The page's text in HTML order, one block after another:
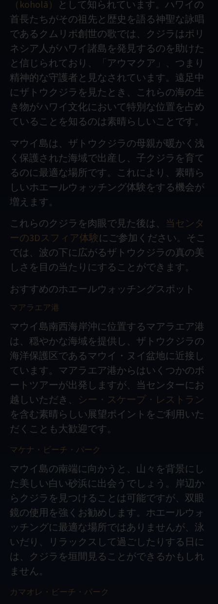
（koholā）
として知られています。ハワイの
首長たちがその祖先と歴史を語る神聖な詠唱
であるクムリポ創世の歌では、クジラはポリ
ネシア人がハワイ諸島を発見するのを助けた
と信じられており、「アウマクア」、つまり
精神的な守護者と見なされています。遠足中
にザトウクジラを見たとき、これらの海の生
き物がハワイ文化において特別な位置を占め
ていることを知るのは素晴らしいことです。
マウイ島は、ザトウクジラの母親が暖かく浅
く保護された海域で出産し、子クジラを育て
るのに最適な場所です。これにより、素晴ら
しいホエールウォッチング体験をする機会が
増えます。
これらのクジラを肉眼で見た後は、 当センタ
ーの3Dスフィア体験にご参加ください。そこ
では、波の下に広がるザトウクジラの真の美
しさを目の当たりにすることができます。
おすすめのホエールウォッチングスポット
マアラエア港
マウイ島南西海岸沖に位置するマアラエア港
は、穏やかな海域を提供し、ザトウクジラの
海洋保護区であるマウイ・ヌイ盆地に近接し
ています。マアラエア港からはいくつかのボ
ートツアーが出発しますが、当センターにお
越しいただき、 シー・スケープ・レストラン
を含む素晴らしい展望ポイントをご利用いた
だくことも大歓迎です。
マケナ・ビーチ・パーク
マウイ島の南端に向かうと、山々を背景にし
た美しい白い砂浜に出会うでしょう。岸辺か
らクジラを見つけることは可能ですが、双眼
鏡の使用を強くお勧めします。ホエールウォ
ッチングに最適な場所ではありませんが、泳
いだり、リラックスして過ごしたりする日に
は、クジラを垣間見ることができるかもしれ
ません。
カマオレ・ビーチ・パーク